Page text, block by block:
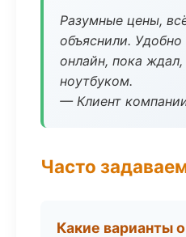
Разумные цены,
объяснили.
онлайн, пока ждал,
ноутбуком.
— Клиент
Часто
Какие варианты